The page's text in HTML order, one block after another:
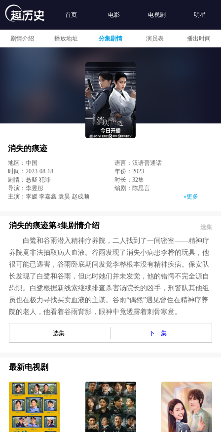
首页 电影 电视剧 明星
剧情介绍 播放地址 分集剧情 演员表 播出时间
消失的痕迹
地区：中国
语言：汉语普通话
时间：2023-08-18
年份：2023
剧情：悬疑 犯罪
时长：32集
导演：李昱彤
编剧：陈思言
主演：李媛 李嘉鑫 袁昊 赵成顺
»更多
消失的痕迹第3集剧情介绍 选集
白鹭和谷雨潜入精神疗养院，二人找到了一间密室——精神疗
养院竟非法抽取病人血液。谷雨发现了消失小病患李桦的玩具，他
很可能已遇害，谷雨卧底期间发觉李桦根本没有精神疾病。保安队
长发现了白鹭和谷雨，但此时她们并未发觉，他的错愕不完全源自
恐惧。白鹭根据新线索继续排查杀害汤院长的凶手，刑警队其他组
员也在极力寻找买卖血液的主谋。谷雨“偶然”遇见曾住在精神疗养
院的老人，他看着谷雨背影，眼神中竟透露着刺骨寒意。
选集 下一集
最新电视剧